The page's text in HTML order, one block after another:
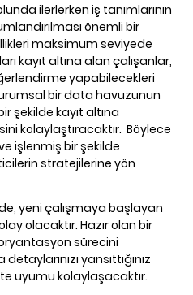
ilerlerken iş tanımlarının
önemli bir
maksimum seviyede
kayıt altına alan çalışanlar,
yapabilecekleri
bir data havuzunun
şekilde kayıt altına
kolaylaştıracaktır. Böylece
işlenmiş bir şekilde
stratejilerine yön
yeni çalışmaya başlayan
olacaktır. Hazır olan bir
sürecini
yansıttığınız
uyumu kolaylaşacaktır.